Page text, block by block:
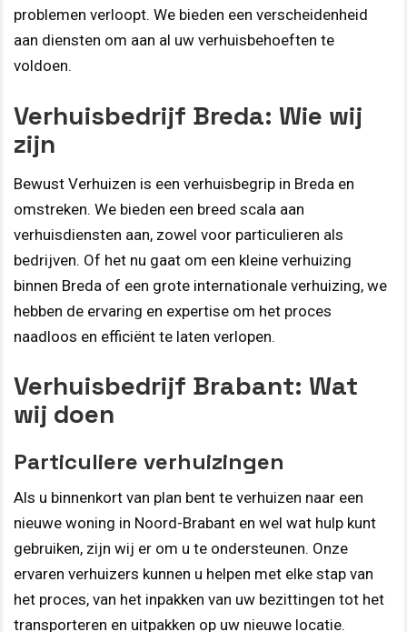
problemen verloopt. We bieden een verscheidenheid
aan diensten om aan al uw verhuisbehoeften te
voldoen.
Verhuisbedrijf Breda: Wie wij
zijn
Bewust Verhuizen is een verhuisbegrip in Breda en
omstreken. We bieden een breed scala aan
verhuisdiensten aan, zowel voor particulieren als
bedrijven. Of het nu gaat om een kleine verhuizing
binnen Breda of een grote internationale verhuizing, we
hebben de ervaring en expertise om het proces
naadloos en efficiënt te laten verlopen.
Verhuisbedrijf Brabant: Wat
wij doen
Particuliere verhuizingen
Als u binnenkort van plan bent te verhuizen naar een
nieuwe woning in Noord-Brabant en wel wat hulp kunt
gebruiken, zijn wij er om u te ondersteunen. Onze
ervaren verhuizers kunnen u helpen met elke stap van
het proces, van het inpakken van uw bezittingen tot het
transporteren en uitpakken op uw nieuwe locatie.